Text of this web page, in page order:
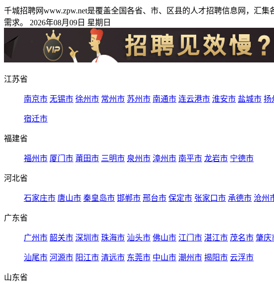
千城招聘网www.zpw.net是覆盖全国各省、市、区县的人才招聘信息网，汇
需求。 2026年08月09日 星期日
江苏省
南京市 无锡市 徐州市 常州市 苏州市 南通市 连云港市 淮安市 盐城市 扬
宿迁市
福建省
福州市 厦门市 莆田市 三明市 泉州市 漳州市 南平市 龙岩市 宁德市
河北省
石家庄市 唐山市 秦皇岛市 邯郸市 邢台市 保定市 张家口市 承德市 沧州
广东省
广州市 韶关市 深圳市 珠海市 汕头市 佛山市 江门市 湛江市 茂名市 肇庆
汕尾市 河源市 阳江市 清远市 东莞市 中山市 潮州市 揭阳市 云浮市
山东省